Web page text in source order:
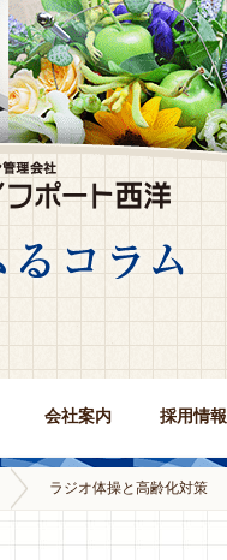
会社案内 採用情報
ラジオ体操と高齢化対策